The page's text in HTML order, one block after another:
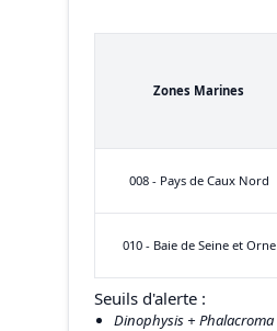
Zones Marines
008 - Pays de Caux Nord
010 - Baie de Seine et Orne
Seuils d'alerte :
Dinophysis + Phalacroma